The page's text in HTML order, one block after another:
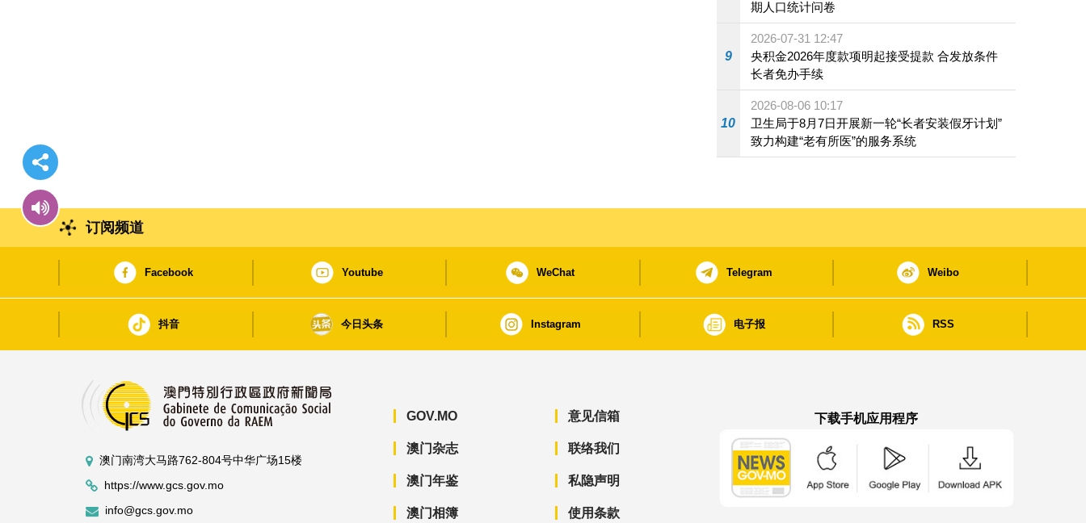
期人口统计问卷
9
2026-07-31 12:47
央积金2026年度款项明起接受提款 合发放条件
长者免办手续
10
2026-08-06 10:17
卫生局于8月7日开展新一轮“长者安装假牙计划”
致力构建“老有所医”的服务系统
订阅频道
Facebook Youtube WeChat Telegram Weibo
抖音 今日头条 Instagram 电子报 RSS
澳门南湾大马路762-804号中华广场15楼
https://www.gcs.gov.mo
info@gcs.gov.mo
GOV.MO
澳门杂志
澳门年鉴
澳门相簿
意见信箱
联络我们
私隐声明
使用条款
下载手机应用程序